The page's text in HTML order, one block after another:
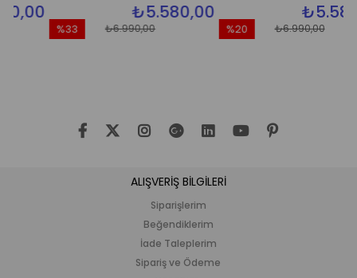
₺5.580,00
₺6.990,00
₺5.580,00
₺6.990,00
ALIŞVERİŞ BİLGİLERİ
Siparişlerim
Beğendiklerim
İade Taleplerim
Sipariş ve Ödeme